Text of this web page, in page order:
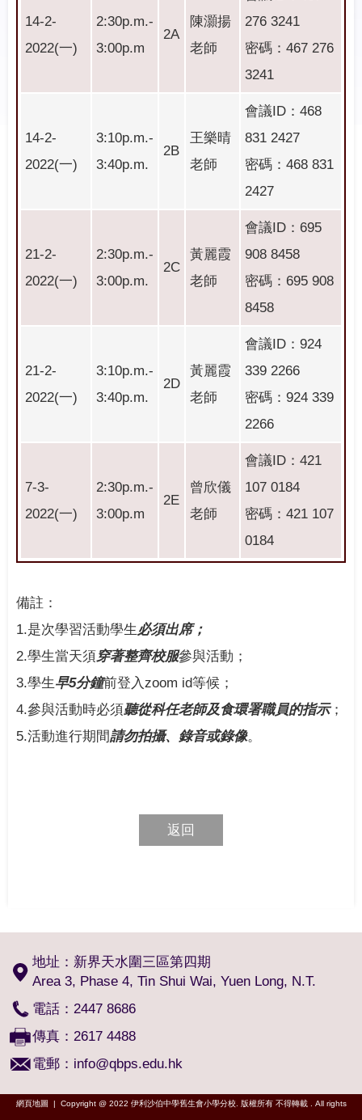
14-2-
2022(一)
2:30p.m.-
3:00p.m
2A
陳灝揚
老師
276 3241
密碼：467 276
3241
14-2-
2022(一)
3:10p.m.-
3:40p.m.
2B
王樂晴
老師
會議ID：468
831 2427
密碼：468 831
2427
21-2-
2022(一)
2:30p.m.-
3:00p.m.
2C
黃麗霞
老師
會議ID：695
908 8458
密碼：695 908
8458
21-2-
2022(一)
3:10p.m.-
3:40p.m.
2D
黃麗霞
老師
會議ID：924
339 2266
密碼：924 339
2266
7-3-
2022(一)
2:30p.m.-
3:00p.m
2E
曾欣儀
老師
會議ID：421
107 0184
密碼：421 107
0184
備註：
1.是次學習活動學生必須出席；
2.學生當天須穿著整齊校服參與活動；
3.學生早5分鐘前登入zoom id等候；
4.參與活動時必須聽從科任老師及食環署職員的指示；
5.活動進行期間請勿拍攝、錄音或錄像。
返回
地址：新界天水圍三區第四期
Area 3, Phase 4, Tin Shui Wai, Yuen Long, N.T.
電話：2447 8686
傳真：2617 4488
電郵： info@qbps.edu.hk
網頁地圖 | Copyright @ 2022 伊利沙伯中學舊生會小學分校. 版權所有 不得轉載 . All rights